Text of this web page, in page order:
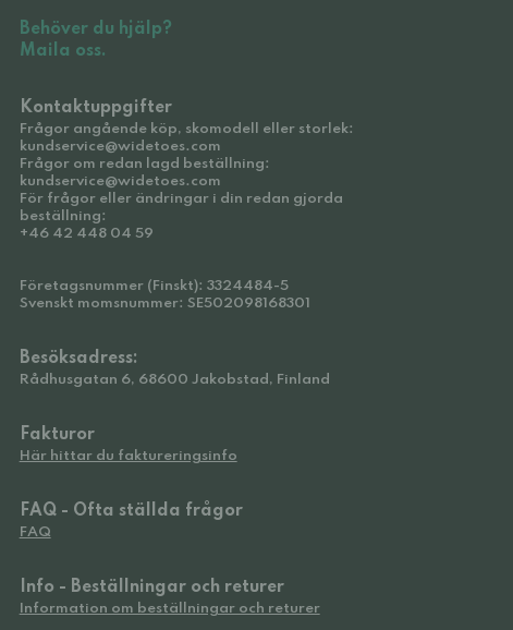
Behöver du hjälp?
Maila oss.
Kontaktuppgifter
Frågor angående köp, skomodell eller storlek:
kundservice@widetoes.com
Frågor om redan lagd beställning:
kundservice@widetoes.com
För frågor eller ändringar i din redan gjorda
beställning:
+46 42 448 04 59
Företagsnummer (Finskt): 3324484-5
Svenskt momsnummer: SE502098168301
Besöksadress:
Rådhusgatan 6, 68600 Jakobstad, Finland
Fakturor
Här hittar du faktureringsinfo
FAQ - Ofta ställda frågor
FAQ
Info - Beställningar och returer
Information om beställningar och returer